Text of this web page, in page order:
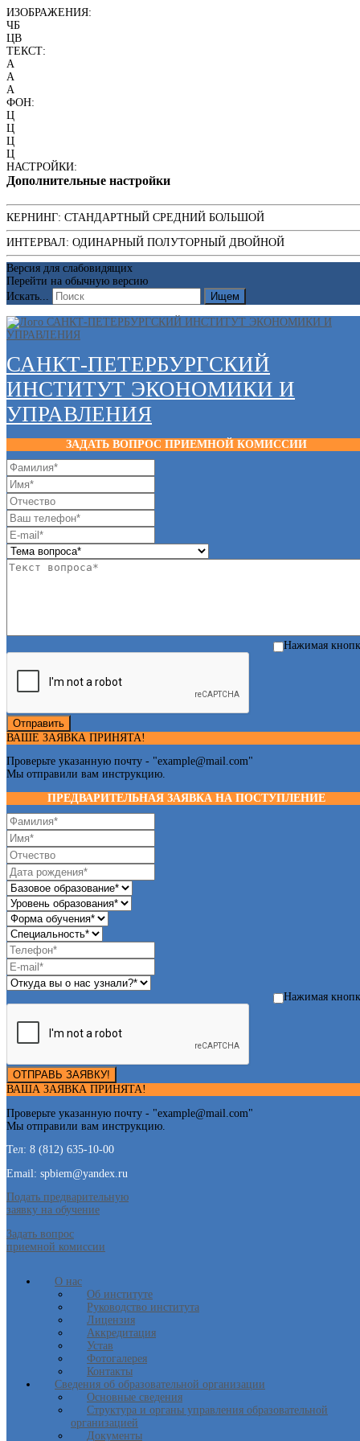
ИЗОБРАЖЕНИЯ:
ЧБ
ЦВ
ТЕКСТ:
A
A
A
ФОН:
Ц
Ц
Ц
Ц
НАСТРОЙКИ:
Дополнительные настройки
КЕРНИНГ: СТАНДАРТНЫЙ СРЕДНИЙ БОЛЬШОЙ
ИНТЕРВАЛ: ОДИНАРНЫЙ ПОЛУТОРНЫЙ ДВОЙНОЙ
Версия для слабовидящих
Перейти на обычную версию
Искать...
Ищем
САНКТ-ПЕТЕРБУРГСКИЙ
ИНСТИТУТ ЭКОНОМИКИ И
УПРАВЛЕНИЯ
ЗАДАТЬ ВОПРОС ПРИЕМНОЙ КОМИССИИ
Нажимая
Отправить
ВАШЕ ЗАЯВКА ПРИНЯТА!
Проверьте указанную почту - "example@mail.com"
Мы отправили вам инструкцию.
ПРЕДВАРИТЕЛЬНАЯ ЗАЯВКА НА ПОСТУПЛЕНИЕ
Нажимая
ОТПРАВЬ ЗАЯВКУ!
ВАША ЗАЯВКА ПРИНЯТА!
Проверьте указанную почту - "example@mail.com"
Мы отправили вам инструкцию.
Тел: 8 (812) 635-10-00
Email: spbiem@yandex.ru
Подать предварительную
заявку на обучение
Задать вопрос
приемной комиссии
О нас
Об институте
Руководство института
Лицензия
Аккредитация
Устав
Фотогалерея
Контакты
Сведения об образовательной организации
Основные сведения
Структура и органы управления образовательной
организацией
Документы